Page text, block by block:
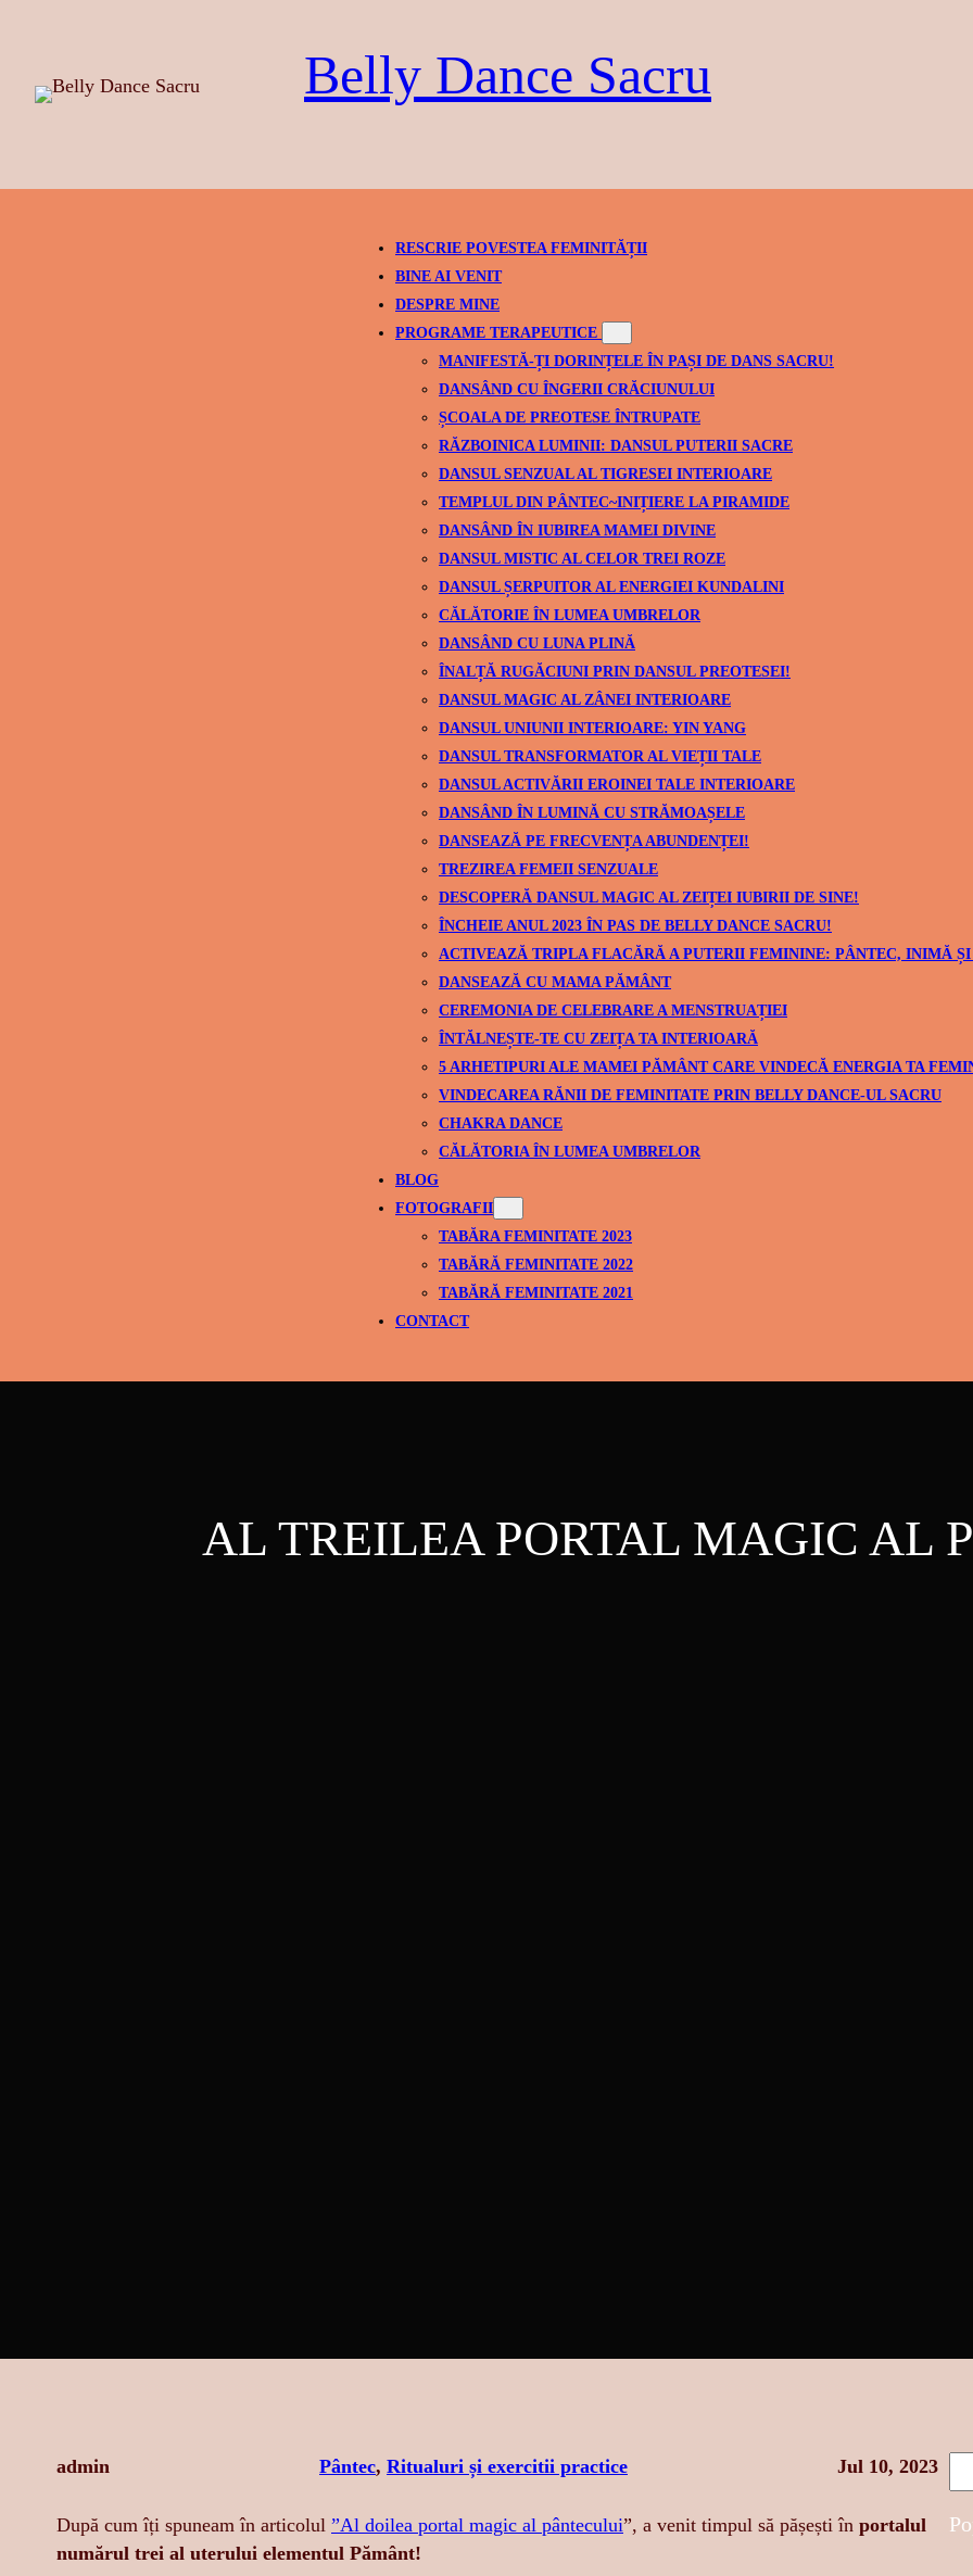
Belly Dance Sacru
RESCRIE POVESTEA FEMINITĂȚII
BINE AI VENIT
DESPRE MINE
PROGRAME TERAPEUTICE
MANIFESTĂ-ȚI DORINȚELE ÎN PAȘI DE DANS SACRU!
DANSÂND CU ÎNGERII CRĂCIUNULUI
ȘCOALA DE PREOTESE ÎNTRUPATE
RĂZBOINICA LUMINII: DANSUL PUTERII SACRE
DANSUL SENZUAL AL TIGRESEI INTERIOARE
TEMPLUL DIN PÂNTEC~INIȚIERE LA PIRAMIDE
DANSÂND ÎN IUBIREA MAMEI DIVINE
DANSUL MISTIC AL CELOR TREI ROZE
DANSUL ȘERPUITOR AL ENERGIEI KUNDALINI
CĂLĂTORIE ÎN LUMEA UMBRELOR
DANSÂND CU LUNA PLINĂ
ÎNALȚĂ RUGĂCIUNI PRIN DANSUL PREOTESEI!
DANSUL MAGIC AL ZÂNEI INTERIOARE
DANSUL UNIUNII INTERIOARE: YIN YANG
DANSUL TRANSFORMATOR AL VIEȚII TALE
DANSUL ACTIVĂRII EROINEI TALE INTERIOARE
DANSÂND ÎN LUMINĂ CU STRĂMOAȘELE
DANSEAZĂ PE FRECVENȚA ABUNDENȚEI!
TREZIREA FEMEII SENZUALE
DESCOPERĂ DANSUL MAGIC AL ZEIȚEI IUBIRII DE SINE!
ÎNCHEIE ANUL 2023 ÎN PAS DE BELLY DANCE SACRU!
ACTIVEAZĂ TRIPLA FLACĂRĂ A PUTERII FEMININE: PÂNTEC, INIMĂ
DANSEAZĂ CU MAMA PĂMÂNT
CEREMONIA DE CELEBRARE A MENSTRUAȚIEI
ÎNTĂLNEȘTE-TE CU ZEIȚA TA INTERIOARĂ
5 ARHETIPURI ALE MAMEI PĂMÂNT CARE VINDECĂ ENERGIA TA
VINDECAREA RĂNII DE FEMINITATE PRIN BELLY DANCE-UL SACRU
CHAKRA DANCE
CĂLĂTORIA ÎN LUMEA UMBRELOR
BLOG
FOTOGRAFII
TABĂRA FEMINITATE 2023
TABĂRĂ FEMINITATE 2022
TABĂRĂ FEMINITATE 2021
CONTACT
AL TREILEA PORTAL MAGIC AL
admin Pântec, Ritualuri și exercitii practice Jul 10, 2023
După cum îți spuneam în articolul ”Al doilea portal magic al pântecului”, a venit timpul să pășești în portalul
numărul trei al uterului elementul Pământ!
e
a